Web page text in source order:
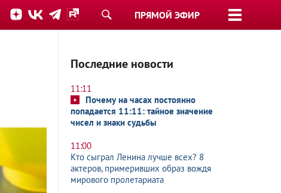
ПРЯМОЙ ЭФИР
Последние новости
11:11
Почему на часах постоянно
попадается 11:11: тайное значение
чисел и знаки судьбы
11:00
Кто сыграл Ленина лучше всех? 8
актеров, примеривших образ вождя
мирового пролетариата